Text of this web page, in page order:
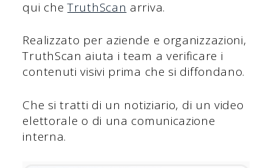
qui cheTruthScan arriva.
Realizzato per aziende e organizzazioni,
TruthScan aiuta i team a verificare i
contenuti visivi prima che si diffondano.
Che si tratti di un notiziario, di un video
elettorale o di una comunicazione
interna.